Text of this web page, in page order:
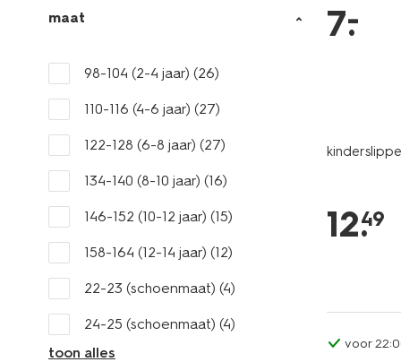
maat
98-104 (2-4 jaar) (26)
110-116 (4-6 jaar) (27)
122-128 (6-8 jaar) (27)
134-140 (8-10 jaar) (16)
146-152 (10-12 jaar) (15)
158-164 (12-14 jaar) (12)
22-23 (schoenmaat) (4)
24-25 (schoenmaat) (4)
toon alles
7.
–
12.
49
voor